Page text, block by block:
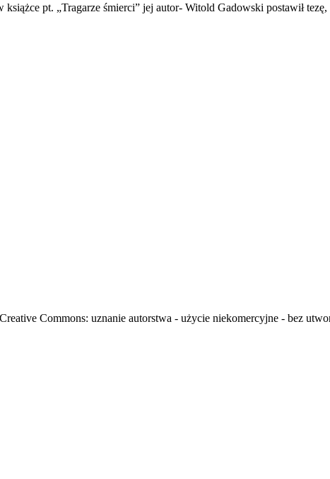
pt. „Tragarze śmierci” jej autor- Witold Gadowski postawił
Commons: uznanie autorstwa - użycie niekomercyjne - bez